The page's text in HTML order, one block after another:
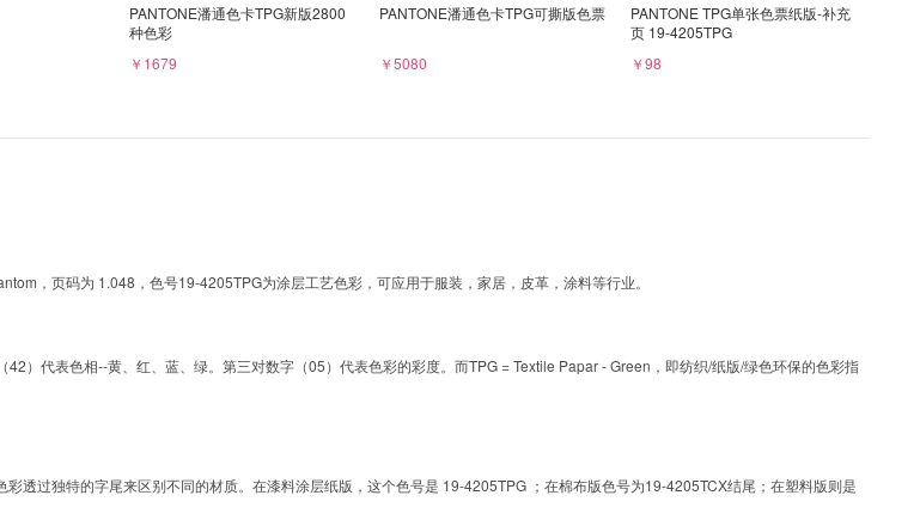
PANTONE潘通色卡TPG新版2800
种色彩
￥1679
PANTONE潘通色卡TPG可撕版色票
￥5080
PANTONE TPG单张色票纸版-补充
页 19-4205TPG
￥98
，页码为 1.048，色号19-4205TPG为涂层工艺色彩，可应用于服装，家居，皮革，涂料等行业。
）代表色相--黄、红、蓝、绿。第三对数字（05）代表色彩的彩度。而TPG = Textile Papar - Green，即纺织/纸版/绿色环保的色彩指
透过独特的字尾来区别不同的材质。在漆料涂层纸版，这个色号是 19-4205TPG ；在棉布版色号为19-4205TCX结尾；在塑料版则是